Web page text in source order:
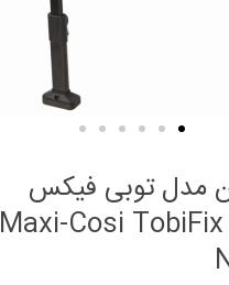
مدل توبی فیکس
مکسی کوزی Maxi-Cosi TobiFix